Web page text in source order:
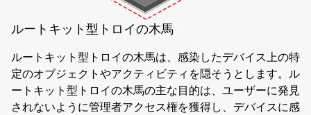
ルートキット型トロイの木馬
ルートキット型トロイの木馬は、感染したデバイス上の特
定のオブジェクトやアクティビティを隠そうとします。ル
ートキット型トロイの木馬の主な目的は、ユーザーに発見
されないように管理者アクセス権を獲得し、デバイスに感